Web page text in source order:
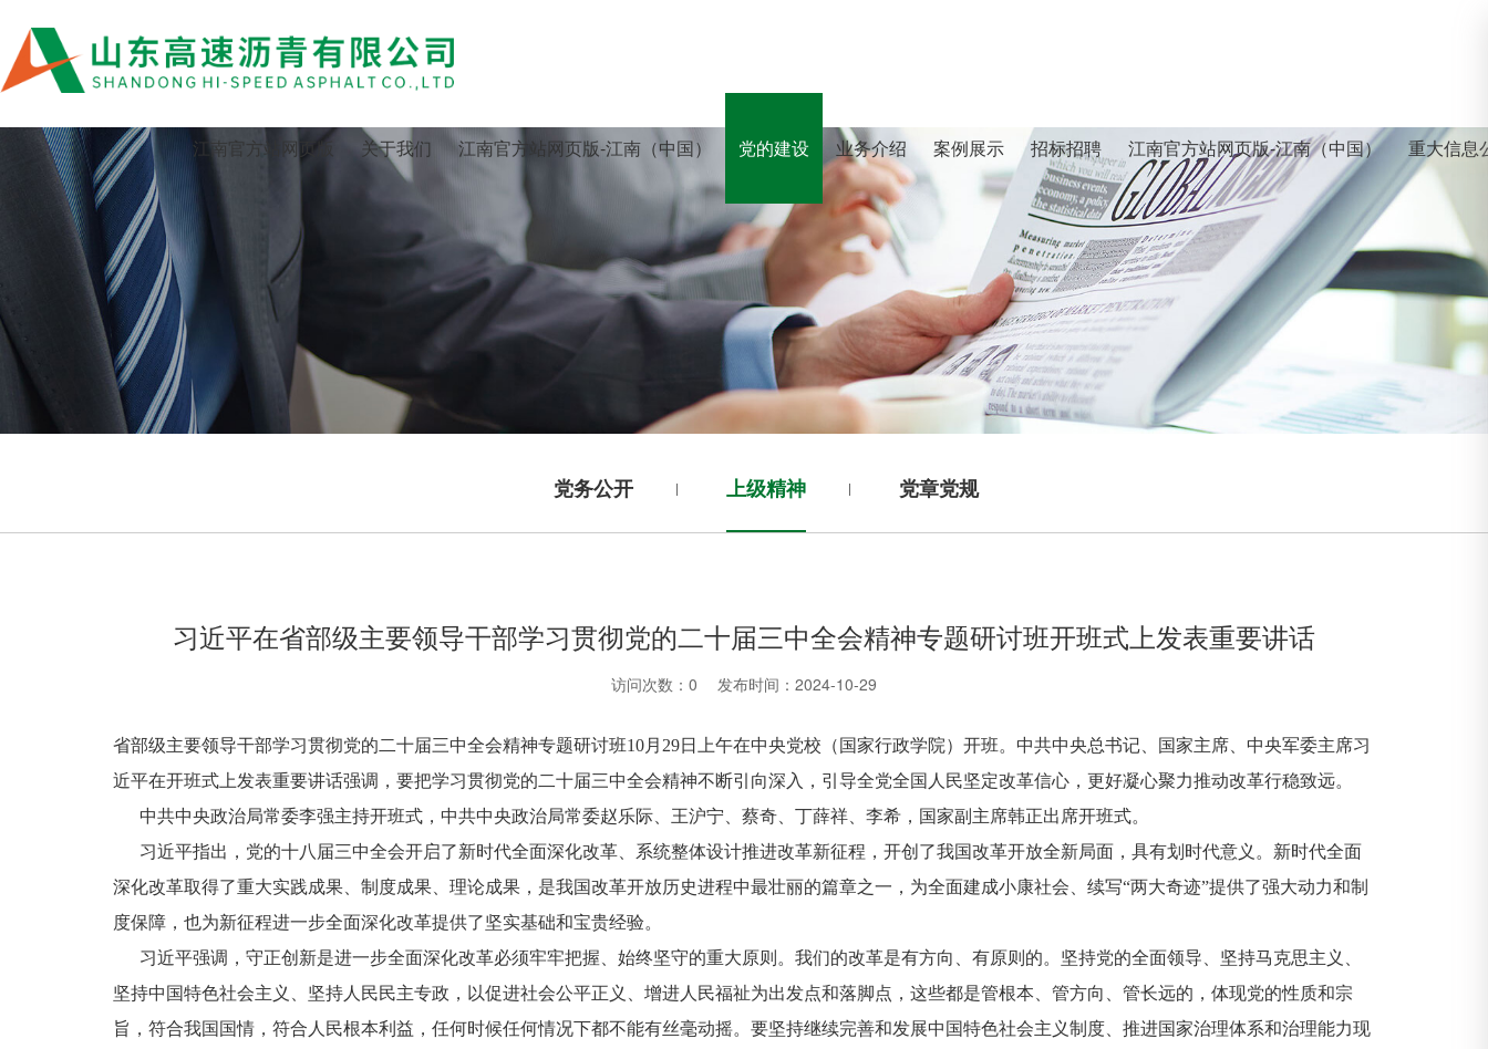
江南官方站网页版 关于我们 江南官方站网页版-江南（中国） 党的建设 业务介绍 案例展示 招标招聘 江南官方站网页版-江南（中国） 重大信息
党务公开 上级精神 党章党规
习近平在省部级主要领导干部学习贯彻党的二十届三中全会精神专题研讨班开班式上发表重要讲话
访问次数： 0 发布时间：2024-10-29
省部级主要领导干部学习贯彻党的二十届三中全会精神专题研讨班10月29日上午在中央党校（国家行政学院）开班。中共中央总书记、国家主席、中央军委主席习
近平在开班式上发表重要讲话强调，要把学习贯彻党的二十届三中全会精神不断引向深入，引导全党全国人民坚定改革信心，更好凝心聚力推动改革行稳致远。
中共中央政治局常委李强主持开班式，中共中央政治局常委赵乐际、王沪宁、蔡奇、丁薛祥、李希，国家副主席韩正出席开班式。
习近平指出，党的十八届三中全会开启了新时代全面深化改革、系统整体设计推进改革新征程，开创了我国改革开放全新局面，具有划时代意义。新时代全面
深化改革取得了重大实践成果、制度成果、理论成果，是我国改革开放历史进程中最壮丽的篇章之一，为全面建成小康社会、续写“两大奇迹”提供了强大动力和制
度保障，也为新征程进一步全面深化改革提供了坚实基础和宝贵经验。
习近平强调，守正创新是进一步全面深化改革必须牢牢把握、始终坚守的重大原则。我们的改革是有方向、有原则的。坚持党的全面领导、坚持马克思主义、
坚持中国特色社会主义、坚持人民民主专政，以促进社会公平正义、增进人民福祉为出发点和落脚点，这些都是管根本、管方向、管长远的，体现党的性质和宗
旨，符合我国国情，符合人民根本利益，任何时候任何情况下都不能有丝毫动摇。要坚持继续完善和发展中国特色社会主义制度、推进国家治理体系和治理能力现